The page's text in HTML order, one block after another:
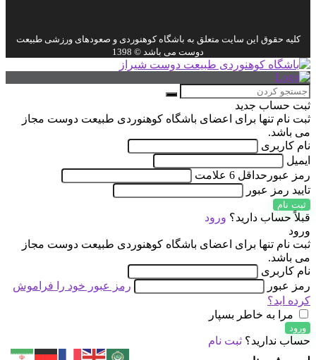
کلیه حقوق این سایت متعلق به باشگاه کوهنوردی و صعودهای ورزشی طبیعت
دوست می باشد © 1398
ثبت حساب جدید
ثبت نام تنها برای اعضای باشگاه کوهنوردی طبیعت دوست مجاز
می باشد.
نام کاربری
ایمیل
رمز عبور حداقل 6 علامت
تایید رمز عبور
ثبت نام
قبلاً حساب دارید؟ ورود
ورود
ثبت نام تنها برای اعضای باشگاه کوهنوردی طبیعت دوست مجاز
می باشد.
نام کاربری
رمز عبور
رمز عبور خود را فراموش
کرده اید؟
مرا به خاطر بسپار
ورود
حساب ندارید؟ ثبت نام